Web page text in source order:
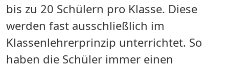
bis zu 20 Schülern pro Klasse. Diese
werden fast ausschließlich im
Klassenlehrerprinzip unterrichtet. So
haben die Schüler immer einen